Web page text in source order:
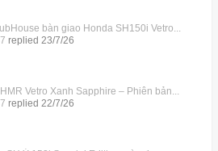
bàn giao Honda SH150i Vetro...
replied 23/7/26
Vetro Xanh Sapphire – Phiên bản...
replied 22/7/26